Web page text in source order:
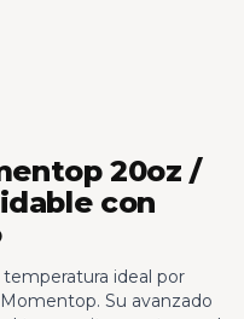
20oz /
con
ideal por
Su avanzado